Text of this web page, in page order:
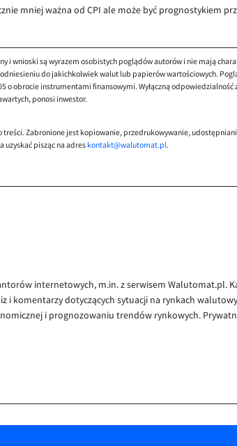
mniej ważna od CPI ale może być prognostykiem
i wnioski są wyrazem osobistych poglądów autorów i nie mają
do jakichkolwiek walut lub papierów wartościowych.
obrocie instrumentami finansowymi. Wyłączną
ponosi inwestor.
Zabronione jest kopiowanie, przedrukowywanie,
uzyskać pisząc na adres kontakt@walutomat.pl.
internetowych, m.in. z serwisem Walutomat.pl.
i komentarzy dotyczących sytuacji na rynkach
i prognozowaniu trendów rynkowych.